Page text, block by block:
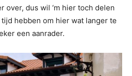
over, dus wil ‘m hier toch delen
hebben om hier wat langer te
een aanrader.